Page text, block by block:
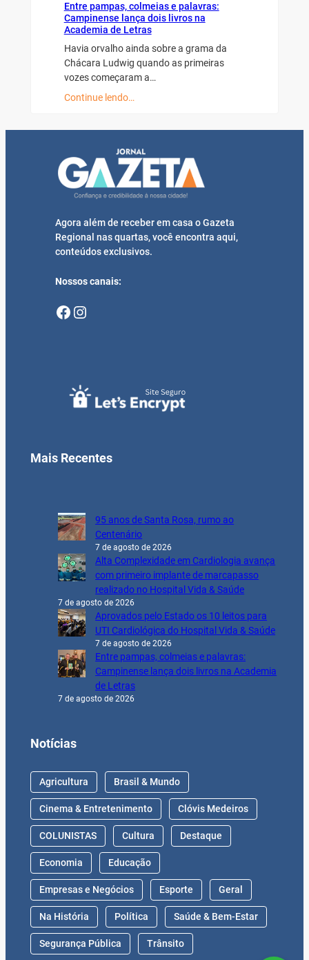
Entre pampas, colmeias e palavras:
Campinense lança dois livros na
Academia de Letras
Havia orvalho ainda sobre a grama da
Chácara Ludwig quando as primeiras
vozes começaram a…
Continue lendo…
Agora além de receber em casa o Gazeta
Regional nas quartas, você encontra aqui,
conteúdos exclusivos.
Nossos canais:
Facebook Instagram
Mais Recentes
95 anos de Santa Rosa, rumo ao
Centenário
7 de agosto de 2026
Alta Complexidade em Cardiologia avança
com primeiro implante de marcapasso
realizado no Hospital Vida & Saúde
7 de agosto de 2026
Aprovados pelo Estado os 10 leitos para
UTI Cardiológica do Hospital Vida & Saúde
7 de agosto de 2026
Entre pampas, colmeias e palavras:
Campinense lança dois livros na Academia
de Letras
7 de agosto de 2026
Notícias
Agricultura Brasil & Mundo
Cinema & Entretenimento Clóvis Medeiros
COLUNISTAS Cultura Destaque
Economia Educação
Empresas e Negócios Esporte Geral
Na História Política Saúde & Bem-Estar
Segurança Pública Trânsito